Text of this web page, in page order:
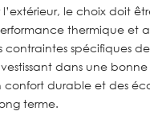
l’extérieur, le choix doit
thermique et
contraintes spécifiques
dans une bonne
confort durable et des
terme.